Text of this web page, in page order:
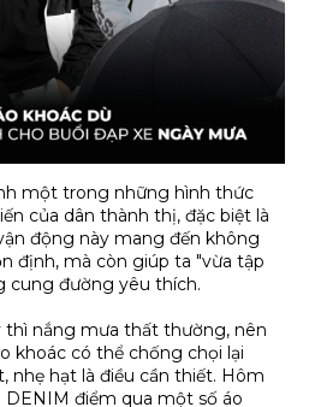
một trong những hình thức
của dân thành thị, đặc biệt là
động này mang đến không
định, mà còn giúp ta "vừa tập
cung đường yêu thích.
nắng mưa thất thường, nên
khoác có thể chống chọi lại
nhẹ hạt là điều cần thiết. Hôm
điểm qua một số áo